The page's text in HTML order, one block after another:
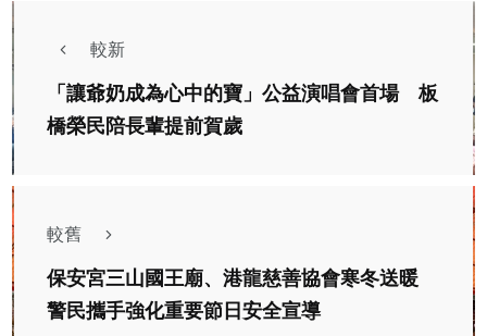
較新
「讓爺奶成為心中的寶」公益演唱會首場 板
橋榮民陪長輩提前賀歲
較舊
保安宮三山國王廟、港龍慈善協會寒冬送暖
警民攜手強化重要節日安全宣導